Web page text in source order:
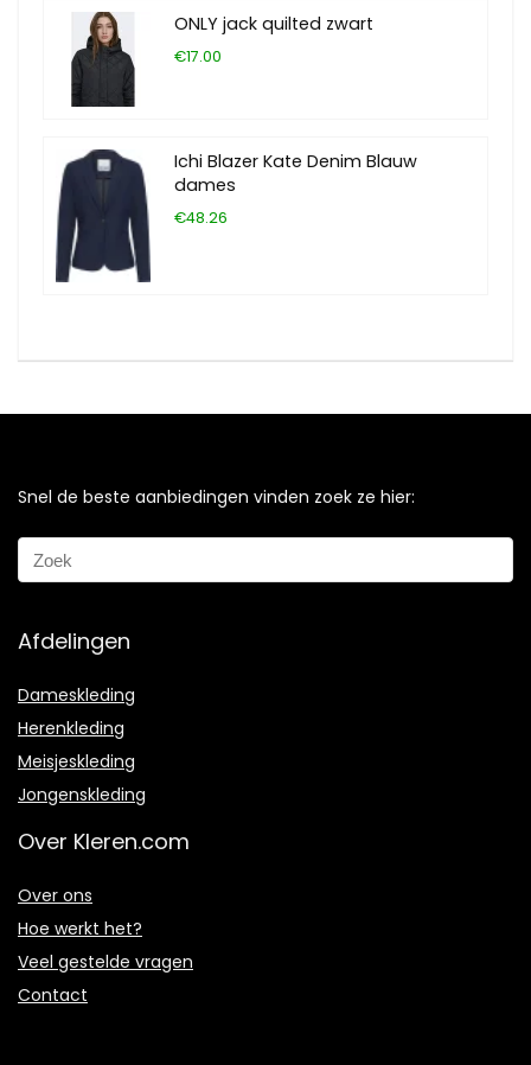
ONLY jack quilted zwart
€17.00
Ichi Blazer Kate Denim Blauw
dames
€48.26
Snel de beste aanbiedingen vinden zoek ze hier:
Afdelingen
Dameskleding
Herenkleding
Meisjeskleding
Jongenskleding
Over Kleren.com
Over ons
Hoe werkt het?
Veel gestelde vragen
Contact